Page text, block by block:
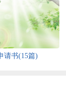
请书(15篇)